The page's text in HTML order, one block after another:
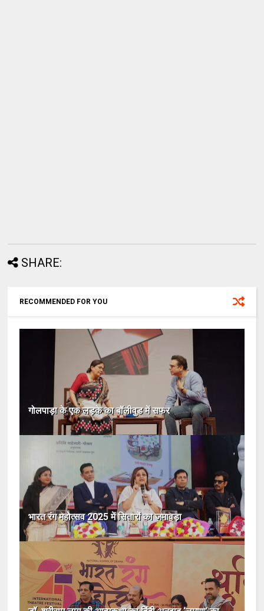
SHARE:
RECOMMENDED FOR YOU
गोलपाड़ा के एक लड़के का बॉलीवुड में सफर
भारत रंग महोत्सव 2025 में सितारों का जमावड़ा